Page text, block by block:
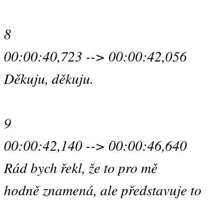
8
00:00:40,723 --> 00:00:42,056
Děkuju, děkuju.
9
00:00:42,140 --> 00:00:46,640
Rád bych řekl, že to pro mě
hodně znamená, ale představuje to